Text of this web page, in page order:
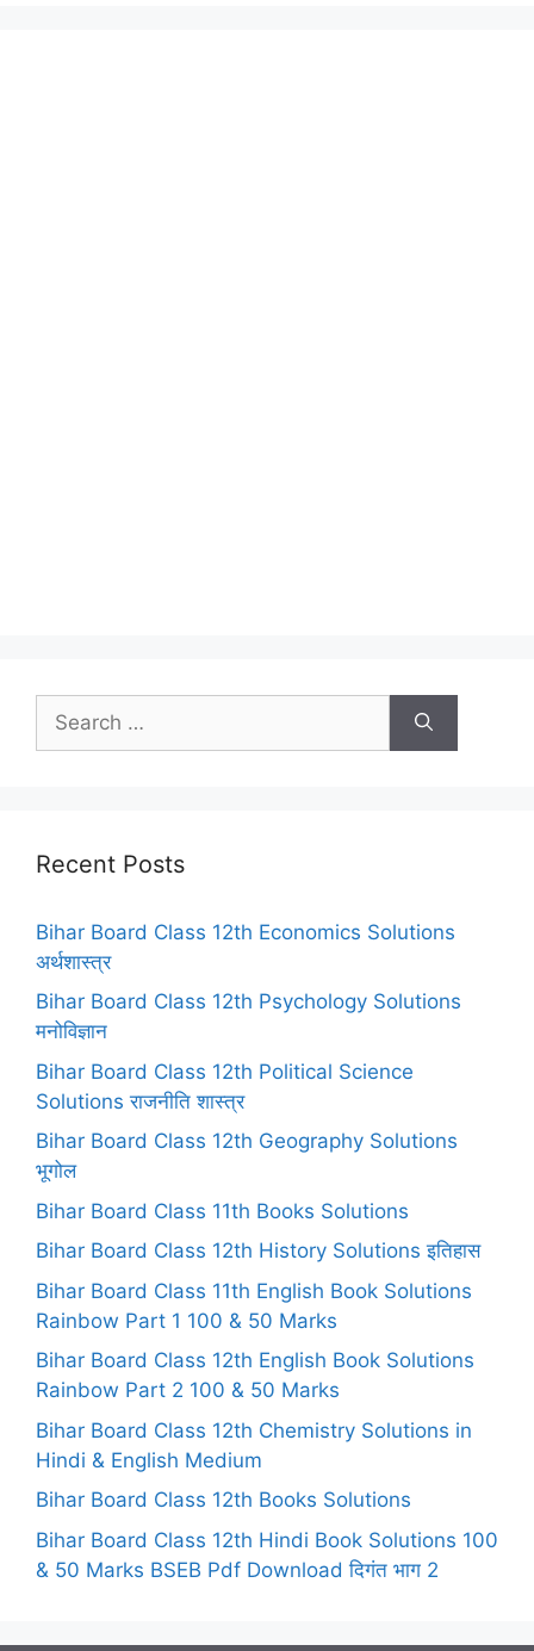
for:
Recent Posts
Bihar Board Class 12th Economics Solutions
अर्थशास्त्र
Bihar Board Class 12th Psychology Solutions
मनोविज्ञान
Bihar Board Class 12th Political Science
Solutions राजनीति शास्त्र
Bihar Board Class 12th Geography Solutions
भूगोल
Bihar Board Class 11th Books Solutions
Bihar Board Class 12th History Solutions इतिहास
Bihar Board Class 11th English Book Solutions
Rainbow Part 1 100 & 50 Marks
Bihar Board Class 12th English Book Solutions
Rainbow Part 2 100 & 50 Marks
Bihar Board Class 12th Chemistry Solutions in
Hindi & English Medium
Bihar Board Class 12th Books Solutions
Bihar Board Class 12th Hindi Book Solutions 100
& 50 Marks BSEB Pdf Download दिगंत भाग 2